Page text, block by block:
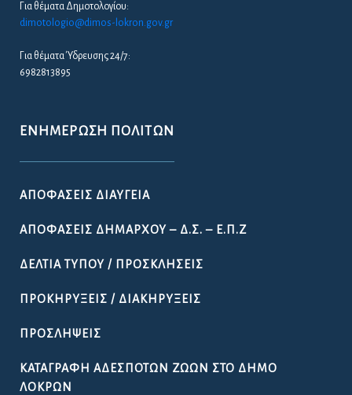
Για θέματα Δημοτολογίου:
dimotologio@dimos-lokron.gov.gr
Για θέματα Ύδρευσης 24/7:
6982813895
ΕΝΗΜΈΡΩΣΗ ΠΟΛΙΤΏΝ
ΑΠΟΦΆΣΕΙΣ ΔΙΑΎΓΕΙΑ
ΑΠΟΦΆΣΕΙΣ ΔΗΜΆΡΧΟΥ – Δ.Σ. – Ε.Π.Ζ
ΔΕΛΤΊΑ ΤΎΠΟΥ / ΠΡΟΣΚΛΉΣΕΙΣ
ΠΡΟΚΗΡΎΞΕΙΣ / ΔΙΑΚΗΡΎΞΕΙΣ
ΠΡΟΣΛΉΨΕΙΣ
ΚΑΤΑΓΡΑΦΉ ΑΔΈΣΠΟΤΩΝ ΖΏΩΝ ΣΤΟ ΔΉΜΟ
ΛΟΚΡΏΝ